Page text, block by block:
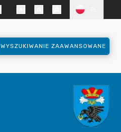
WYSZUKIWANIE ZAAWANSOWANE